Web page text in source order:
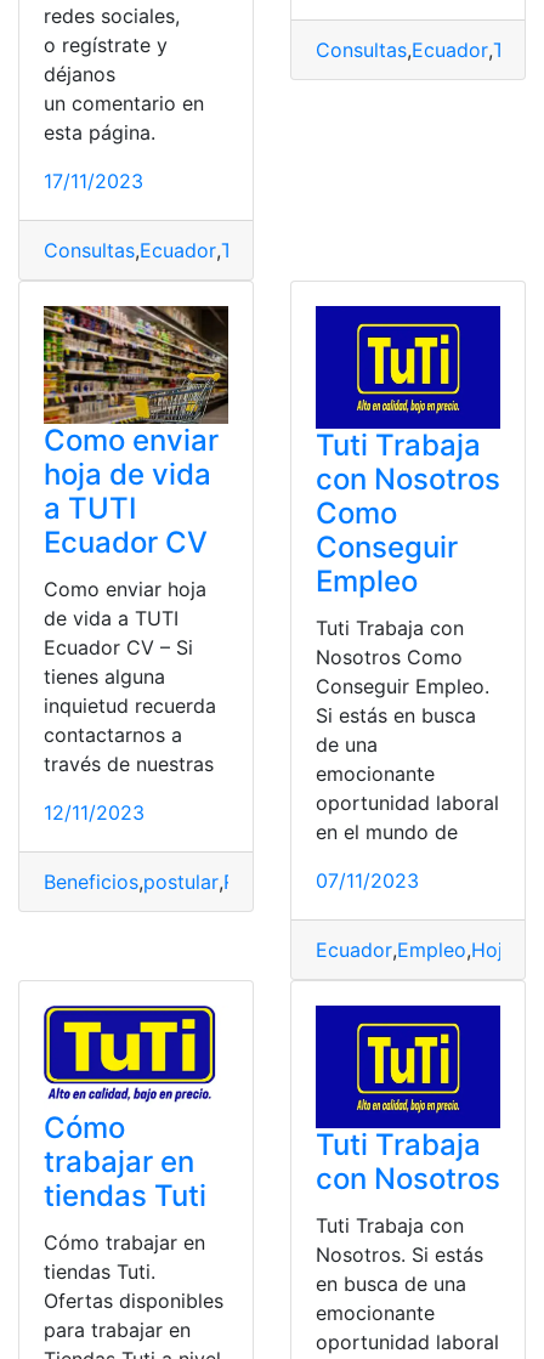
redes sociales,
o regístrate y
déjanos
un comentario en
esta página.
17/11/2023
Consultas,Ecuador,Tiendas TuTi
Consultas,Ecuador,
Como enviar
hoja de vida
a TUTI
Ecuador CV
Como enviar hoja
de vida a TUTI
Ecuador CV – Si
tienes alguna
inquietud recuerda
contactarnos a
través de nuestras
12/11/2023
Beneficios,postular,Requisitos,Trabajo,TuTi
Tuti Trabaja
con Nosotros
Como
Conseguir
Empleo
Tuti Trabaja con
Nosotros Como
Conseguir Empleo.
Si estás en busca
de una
emocionante
oportunidad laboral
en el mundo de
07/11/2023
Ecuador,Empleo,Hoja
Cómo
trabajar en
tiendas Tuti
Cómo trabajar en
tiendas Tuti.
Ofertas disponibles
para trabajar en
Tuti Trabaja
con Nosotros
Tuti Trabaja con
Nosotros. Si estás
en busca de una
emocionante
oportunidad laboral